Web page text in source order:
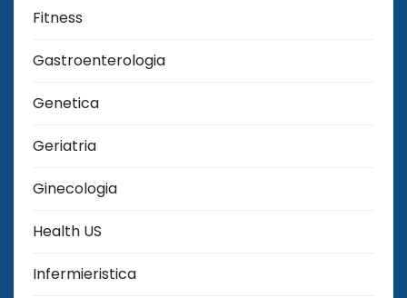
Fitness
Gastroenterologia
Genetica
Geriatria
Ginecologia
Health US
Infermieristica